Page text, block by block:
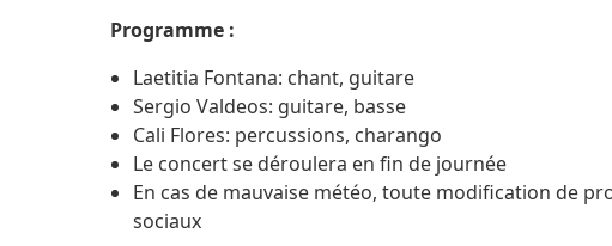
Programme :
Laetitia Fontana: chant, guitare
Sergio Valdeos: guitare, basse
Cali Flores: percussions, charango
Le concert se déroulera en fin de journée
En cas de mauvaise météo, toute modification de
sociaux